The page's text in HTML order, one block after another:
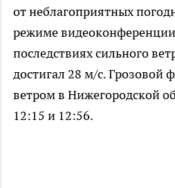
от неблагоприятных
режиме
последствиях сильного
достигал 28 м/с. Грозовой
ветром в Нижегородской
12:15 и 12:56.